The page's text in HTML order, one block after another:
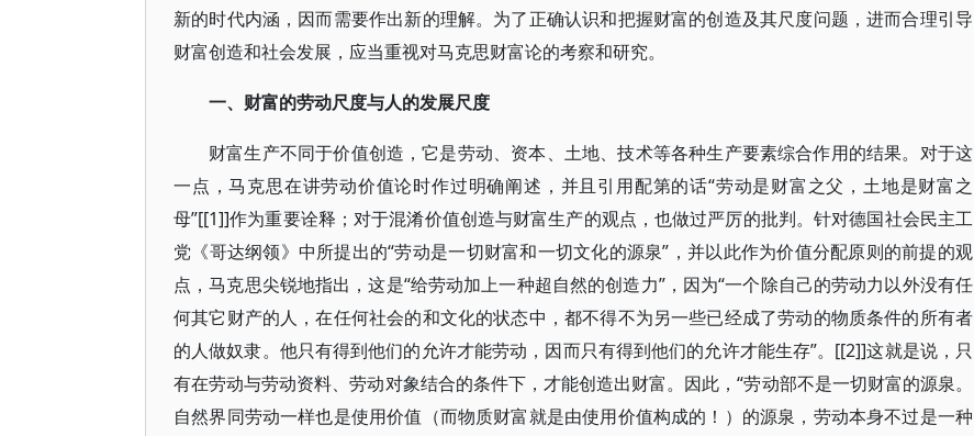
新的时代内涵，因而需要作出新的理解。为了正确认识和把握财富的创造及其尺度问题，进而合理引导
财富创造和社会发展，应当重视对马克思财富论的考察和研究。
一、财富的劳动尺度与人的发展尺度
财富生产不同于价值创造，它是劳动、资本、土地、技术等各种生产要素综合作用的结果。对于这
一点，马克思在讲劳动价值论时作过明确阐述，并且引用配第的话“劳动是财富之父，土地是财富之
母”[[1]]作为重要诠释；对于混淆价值创造与财富生产的观点，也做过严厉的批判。针对德国社会民主工
党《哥达纲领》中所提出的“劳动是一切财富和一切文化的源泉”，并以此作为价值分配原则的前提的观
点，马克思尖锐地指出，这是“给劳动加上一种超自然的创造力”，因为“一个除自己的劳动力以外没有任
何其它财产的人，在任何社会的和文化的状态中，都不得不为另一些已经成了劳动的物质条件的所有者
的人做奴隶。他只有得到他们的允许才能劳动，因而只有得到他们的允许才能生存”。[[2]]这就是说，只
有在劳动与劳动资料、劳动对象结合的条件下，才能创造出财富。因此，“劳动部不是一切财富的源泉。
自然界同劳动一样也是使用价值（而物质财富就是由使用价值构成的！）的源泉，劳动本身不过是一种